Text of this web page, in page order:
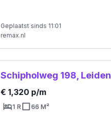
Geplaatst sinds 11:01
remax.nl
Schipholweg 198, Leiden
€ 1,320 p/m
1 R 66 M²